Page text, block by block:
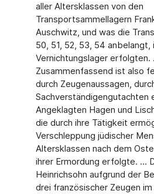
aller Altersklassen von den
Transportsammellagern
Auschwitz, und was die
50, 51, 52, 53, 54 anbelangt,
Vernichtungslager erfolgten.
Zusammenfassend ist also
durch Zeugenaussagen,
Sachverständigengutachten
Angeklagten Hagen und
die durch ihre Tätigkeit
Verschleppung jüdischer
Altersklassen nach dem
ihrer Ermordung erfolgte. ...
Heinrichsohn aufgrund der
drei französischer Zeugen